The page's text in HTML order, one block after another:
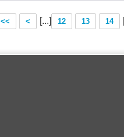
<< < [...] 12 13 14